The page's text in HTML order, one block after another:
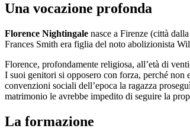
Una vocazione profonda
Florence Nightingale nasce a Firenze (città
Frances Smith era figlia del noto abolizionista
Florence, profondamente religiosa, all’età di
I suoi genitori si opposero con forza, perché
convenzioni sociali dell’epoca la ragazza
matrimonio le avrebbe impedito di seguire la
La formazione